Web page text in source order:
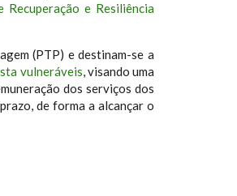
Recuperação e Resiliência
(PTP) e destinam-se a
vulneráveis, visando uma
dos serviços dos
de forma a alcançar o